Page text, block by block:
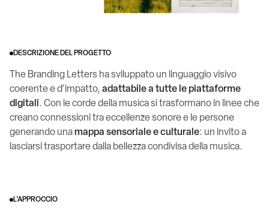
DESCRIZIONE DEL PROGETTO
The Branding Letters ha sviluppato un linguaggio visivo
coerente e d’impatto, adattabile a tutte le piattaforme
digitali. Con le corde della musica si trasformano in linee che
creano connessioni tra eccellenze sonore e le persone
generando unamappa sensoriale e culturale: un invito a
lasciarsi trasportare dalla bellezza condivisa della musica.
L'APPROCCIO